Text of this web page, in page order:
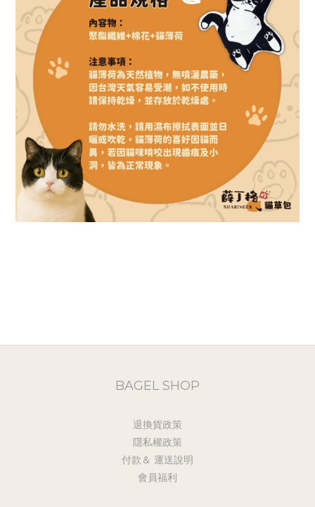
BAGEL SHOP
退換貨政策
隱私權政策
付款＆ 運送說明
會員福利